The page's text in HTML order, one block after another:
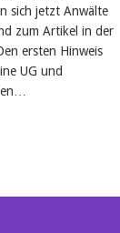
sich jetzt Anwälte
zum Artikel in der
ersten Hinweis
UG und